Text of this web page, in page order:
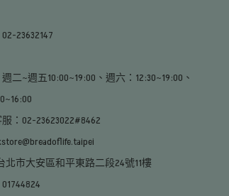
23632147
二~週五10:00~19:00、週六：12:30~19:00、
：02-23623022#8462
北市大安區和平東路二段24號11樓